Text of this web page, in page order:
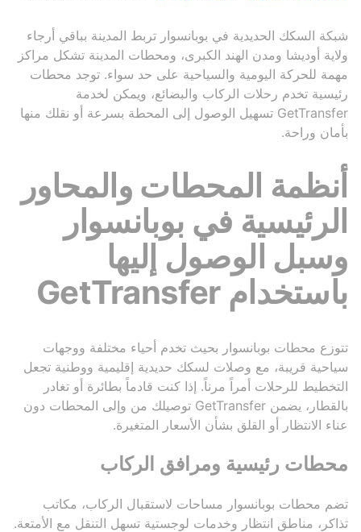
شبكة السكك الحديدية في بوبانسوار تربط المدينة بباقي أرجاء
ولاية أوديشا ومدن الهند الكبرى، ومحطات المدينة تشكل مراكز
مهمة للحركة اليومية والسياحية على حد سواء. توجد محطات
رئيسية تخدم رحلات الركاب والبضائع، ويمكن لخدمة
GetTransfer تسهيل الوصول إلى المحطة بسرعة أو نقلك منها
بأمان وراحة.
أنظمة المحطات والمحاور
الرئيسية في بوبانسوار
وسبل الوصول إليها
باستخدام GetTransfer
تتوزع محطات بوبانسوار بحيث تخدم أحياء مختلفة ووجهات
سياحية قريبة، مع وصلات لسكك حديدية إقليمية ووطنية تجعل
التخطيط للرحلات أمراً مرناً. إذا كنت قادماً بطائرة أو تغادر
بالقطار، يضمن GetTransfer توصيلك من وإلى المحطات دون
عناء الانتظار أو القلق بشأن الأسعار المتغيرة.
محطات رئيسية ومرافق الركاب
تضم محطات بوبانسوار مساحات لاستقبال الركاب، مكاتب
تذاكر، مناطق انتظار وخدمات لوجستية تسهل التنقل مع الأمتعة.